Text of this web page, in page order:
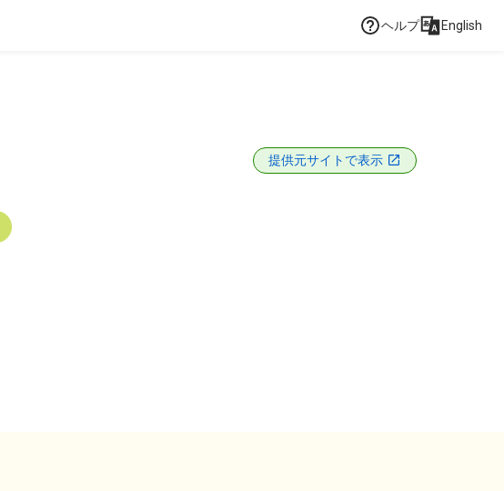
ヘルプ English
提供元サイトで表示